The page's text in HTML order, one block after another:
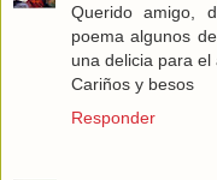
Querido amigo,
poema algunos
una delicia para el
Cariños y besos
Responder